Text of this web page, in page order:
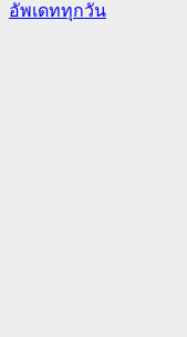
อัพเดททุกวัน